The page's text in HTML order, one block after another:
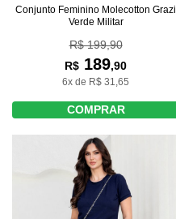
Conjunto Feminino Molecotton Grazi
Verde Militar
R$ 199,90
R$ 189,90
6x de R$ 31,65
COMPRAR